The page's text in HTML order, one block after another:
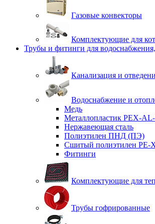
Газовые конвекторы
Комплектующие для
Трубы и фитинги для
Канализация и
Водоснабжение и
Медь
Металлопластик PEX-
Нержавеющая сталь
Полиэтилен ПНД (ПЭ)
Сшитый полиэтилен PE-
Фитинги
Комплектующие для
Трубы гофрированные